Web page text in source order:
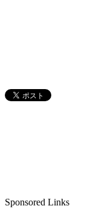
Sponsored Links